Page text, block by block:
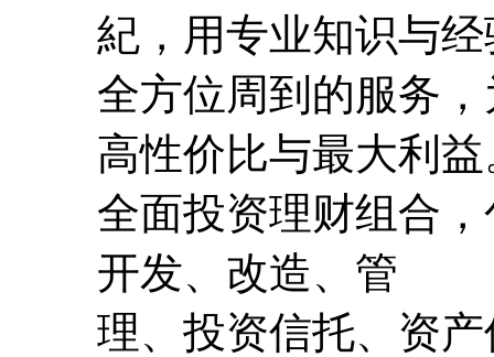
紀，用专业知识与
全方位周到的服务
高性价比与最大利
全面投资理财组合
开发、改造、管
理、投资信托、资